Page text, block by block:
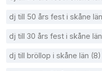
dj till 50 års fest i skåne
dj till 30 års fest i skåne
dj till bröllop i skåne län (8)